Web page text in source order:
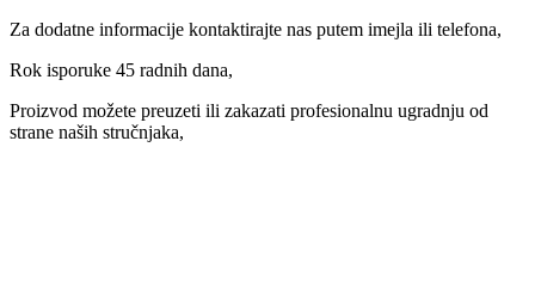
Za dodatne informacije kontaktirajte nas putem imejla ili telefona,
Rok isporuke 45 radnih dana,
Proizvod možete preuzeti ili zakazati profesionalnu ugradnju od
strane naših stručnjaka,